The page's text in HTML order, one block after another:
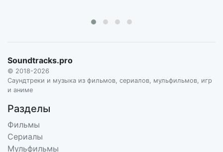
NEIL DAVIDGE
Dawn of the Cantii
NEIL DAVIDGE
Soundtracks.pro
© 2018-2026
Саундтреки и музыка из фильмов, сериалов, мульфильмов, игр
и аниме
Разделы
Фильмы
Сериалы
Мульфильмы